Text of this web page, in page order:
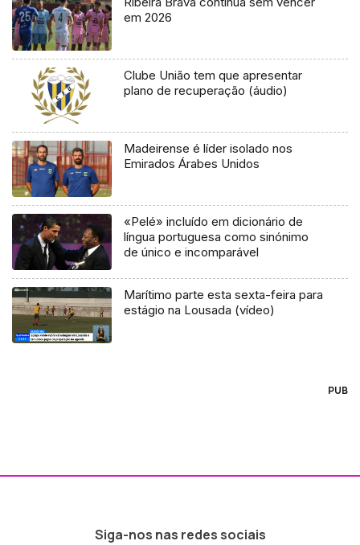
em 2026
Clube União tem que apresentar
plano de recuperação (áudio)
Madeirense é líder isolado nos
Emirados Árabes Unidos
«Pelé» incluído em dicionário de
língua portuguesa como sinónimo
de único e incomparável
Marítimo parte esta sexta-feira para
estágio na Lousada (vídeo)
PUB
Siga-nos nas redes sociais